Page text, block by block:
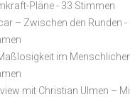
Pläne- 33 Stimmen
– Zwischen den Runden -
im
mit Christian Ulmen –